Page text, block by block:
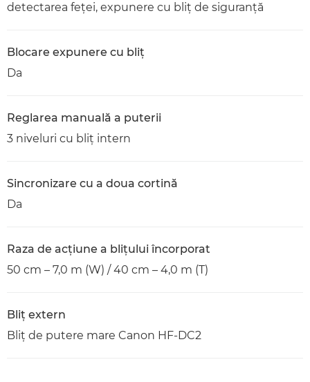
detectarea feţei, expunere cu bliţ de siguranţă
Blocare expunere cu bliţ
Da
Reglarea manuală a puterii
3 niveluri cu bliţ intern
Sincronizare cu a doua cortină
Da
Raza de acţiune a bliţului încorporat
50 cm – 7,0 m (W) / 40 cm – 4,0 m (T)
Bliţ extern
Bliţ de putere mare Canon HF-DC2